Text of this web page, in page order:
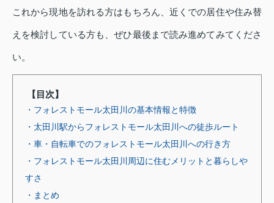
これから現地を訪れる方はもちろん、近くでの居住や住み替
えを検討している方も、ぜひ最後まで読み進めてみてくださ
い。
【目次】
・フォレストモール太田川の基本情報と特徴
・太田川駅からフォレストモール太田川への徒歩ルート
・車・自転車でのフォレストモール太田川への行き方
・フォレストモール太田川周辺に住むメリットと暮らしや
すさ
・まとめ